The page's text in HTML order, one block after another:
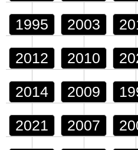
1995 2003
2012 2010
2014 2009
2021 2007